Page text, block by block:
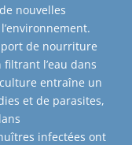
nouvelles
de nourriture
l’eau dans
entraîne un
et de parasites,
infectées ont